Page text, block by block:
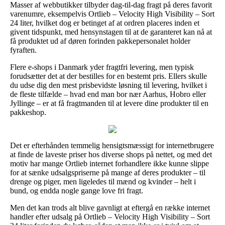
Masser af webbutikker tilbyder dag-til-dag fragt på deres favorit
varenumre, eksempelvis Ortlieb – Velocity High Visibility – Sort
24 liter, hvilket dog er betinget af at ordren placeres inden et
givent tidspunkt, med hensynstagen til at de garanteret kan nå at
få produktet ud af døren forinden pakkepersonalet holder
fyraften.
Flere e-shops i Danmark yder fragtfri levering, men typisk
forudsætter det at der bestilles for en bestemt pris. Ellers skulle
du udse dig den mest prisbevidste løsning til levering, hvilket i
de fleste tilfælde – hvad end man bor nær Aarhus, Hobro eller
Jyllinge – er at få fragtmanden til at levere dine produkter til en
pakkeshop.
Det er efterhånden temmelig hensigtsmæssigt for internetbrugere
at finde de laveste priser hos diverse shops på nettet, og med det
motiv har mange Ortlieb internet forhandlere ikke kunne slippe
for at sænke udsalgspriserne på mange af deres produkter – til
drenge og piger, men ligeledes til mænd og kvinder – helt i
bund, og endda nogle gange love fri fragt.
Men det kan trods alt blive gavnligt at eftergå en række internet
handler efter udsalg på Ortlieb – Velocity High Visibility – Sort